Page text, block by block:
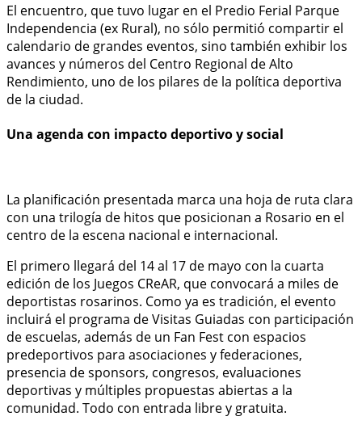
El encuentro, que tuvo lugar en el Predio Ferial Parque
Independencia (ex Rural), no sólo permitió compartir el
calendario de grandes eventos, sino también exhibir los
avances y números del Centro Regional de Alto
Rendimiento, uno de los pilares de la política deportiva
de la ciudad.
Una agenda con impacto deportivo y social
La planificación presentada marca una hoja de ruta clara
con una trilogía de hitos que posicionan a Rosario en el
centro de la escena nacional e internacional.
El primero llegará del 14 al 17 de mayo con la cuarta
edición de los Juegos CReAR, que convocará a miles de
deportistas rosarinos. Como ya es tradición, el evento
incluirá el programa de Visitas Guiadas con participación
de escuelas, además de un Fan Fest con espacios
predeportivos para asociaciones y federaciones,
presencia de sponsors, congresos, evaluaciones
deportivas y múltiples propuestas abiertas a la
comunidad. Todo con entrada libre y gratuita.